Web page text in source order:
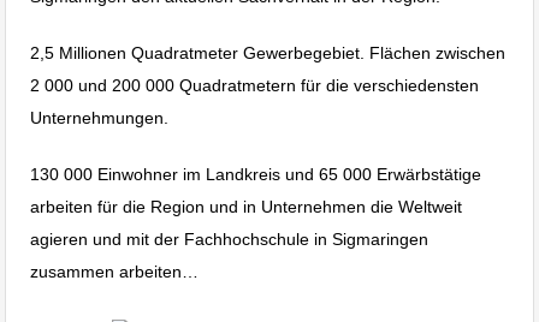
2,5 Millionen Quadratmeter Gewerbegebiet. Flächen zwischen
2 000 und 200 000 Quadratmetern für die verschiedensten
Unternehmungen.
130 000 Einwohner im Landkreis und 65 000 Erwärbstätige
arbeiten für die Region und in Unternehmen die Weltweit
agieren und mit der Fachhochschule in Sigmaringen
zusammen arbeiten…